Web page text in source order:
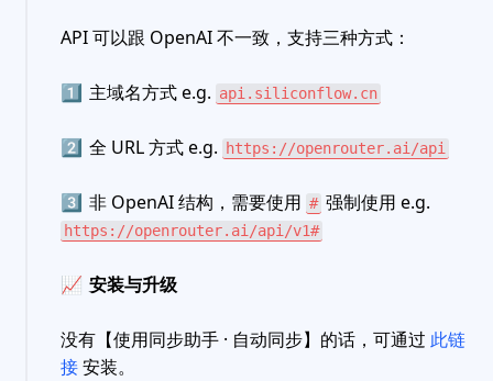
API 可以跟 OpenAI 不一致，支持三种方式：
1️⃣ 主域名方式 e.g. api.siliconflow.cn
2️⃣ 全 URL 方式 e.g. https://openrouter.ai/api
3️⃣ 非 OpenAI 结构，需要使用 # 强制使用 e.g.
https://openrouter.ai/api/v1#
📈 安装与升级
没有【使用同步助手 · 自动同步】的话，可通过 此链
接安装。